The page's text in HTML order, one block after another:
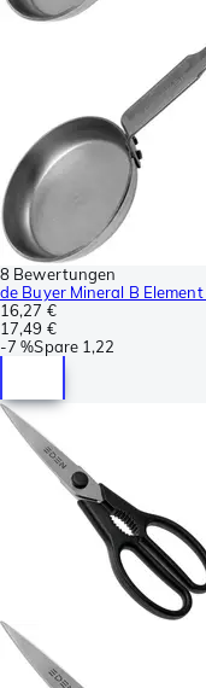
8 Bewertungen
de Buyer Mineral B
16,27 €
17,49 €
-7 %Spare 1,22